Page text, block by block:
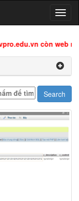
còn web